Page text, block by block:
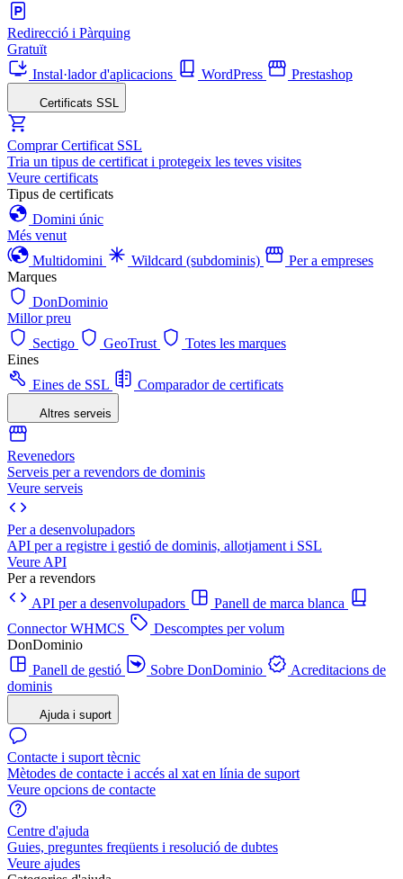
Redirecció i Pàrquing
Gratuït
Instal·lador d'aplicacions
WordPress Prestashop
Certificats SSL
Comprar Certificat SSL
Tria un tipus de certificat i protegeix les teves visites
Veure certificats
Tipus de certificats
Domini únic
Més venut
Multidomini
Wildcard (subdominis)
Per a empreses
Marques
DonDominio
Millor preu
Sectigo
GeoTrust
Totes les marques
Eines
Eines de SSL
Comparador de certificats
Altres serveis
Revenedors
Serveis per a revendors de dominis
Veure serveis
Per a desenvolupadors
API per a registre i gestió de dominis, allotjament i SSL
Veure API
Per a revendors
API per a desenvolupadors
Panell de marca blanca
Connector WHMCS
Descomptes per volum
DonDominio
Panell de gestió
Sobre DonDominio
Acreditacions de
dominis
Ajuda i suport
Contacte i suport tècnic
Mètodes de contacte i accés al xat en línia de suport
Veure opcions de contacte
Centre d'ajuda
Guies, preguntes freqüents i resolució de dubtes
Veure ajudes